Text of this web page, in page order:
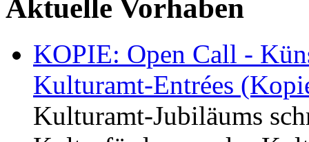
Aktuelle Vorhaben
KOPIE: Open Call -
Kulturamt-Entrées
Kulturamt-Jubiläums